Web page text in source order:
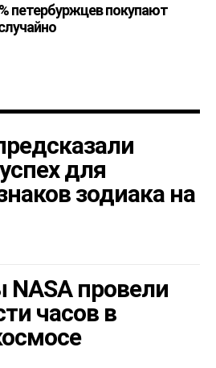
петербуржцев покупают
для
зодиака на
провели
часов в